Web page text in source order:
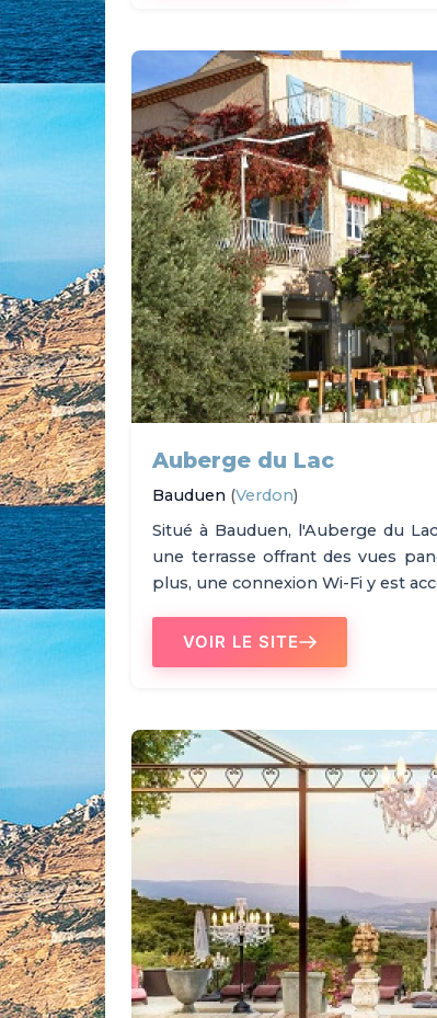
Auberge du Lac
Bauduen (Verdon)
Situé à Bauduen, l'Auberge du
une terrasse offrant des vues
plus, une connexion Wi-Fi y est
VOIR LE SITE